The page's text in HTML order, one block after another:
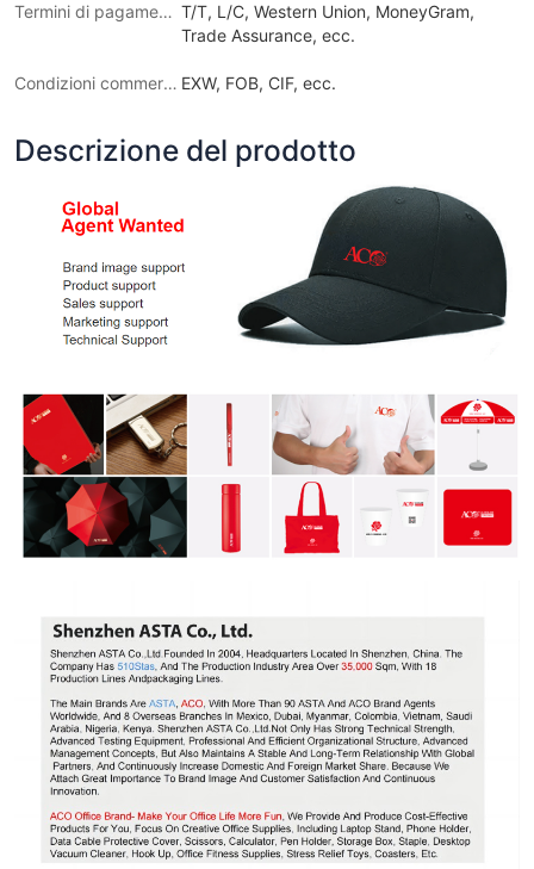
Termini di pagamento T/T, L/C, Western Union, MoneyGram,
Trade Assurance, ecc.
Condizioni commerciali EXW, FOB, CIF, ecc.
Descrizione del prodotto